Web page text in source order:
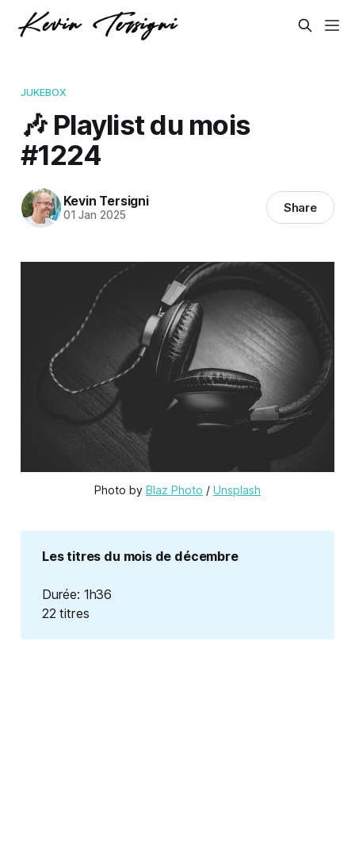
JUKEBOX
🎶 Playlist du mois
#1224
Kevin Tersigni
01 Jan 2025 Share
Photo by Blaz Photo / Unsplash
Les titres du mois de décembre
Durée: 1h36
22 titres